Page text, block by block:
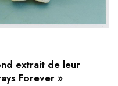
extrait de leur
Forever »